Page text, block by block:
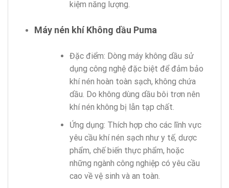
kiệm năng lượng.
Máy nén khí Không dầu Puma
Đặc điểm: Dòng máy không dầu sử
dụng công nghệ đặc biệt để đảm bảo
khí nén hoàn toàn sạch, không chứa
dầu. Do không dùng dầu bôi trơn nên
khí nén không bị lẫn tạp chất.
Ứng dụng: Thích hợp cho các lĩnh vực
yêu cầu khí nén sạch như y tế, dược
phẩm, chế biến thực phẩm, hoặc
những ngành công nghiệp có yêu cầu
cao về vệ sinh và an toàn.